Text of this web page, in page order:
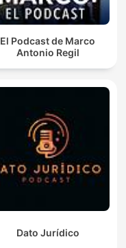
El Podcast de Marco
Antonio Regil
Dato Jurídico